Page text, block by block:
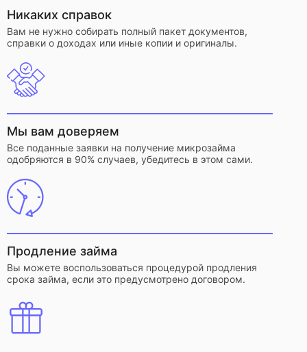
Никаких справок
Вам не нужно собирать полный пакет документов,
справки о доходах или иные копии и оригиналы.
Мы вам доверяем
Все поданные заявки на получение микрозайма
одобряются в 90% случаев, убедитесь в этом сами.
Продление займа
Вы можете воспользоваться процедурой продления
срока займа, если это предусмотрено договором.